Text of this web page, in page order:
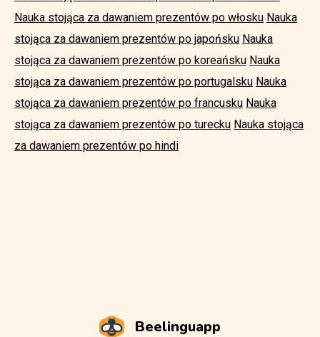
Nauka stojąca za dawaniem prezentów po włosku Nauka
stojąca za dawaniem prezentów po japońsku Nauka
stojąca za dawaniem prezentów po koreańsku Nauka
stojąca za dawaniem prezentów po portugalsku Nauka
stojąca za dawaniem prezentów po francusku Nauka
stojąca za dawaniem prezentów po turecku Nauka stojąca
za dawaniem prezentów po hindi
Beelinguapp